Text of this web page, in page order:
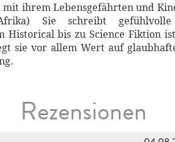
mit ihrem Lebensgefährten und
Sie schreibt
Historical bis zu Science Fiktion
sie vor allem Wert auf
Rezensionen